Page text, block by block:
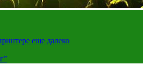
еще далеко